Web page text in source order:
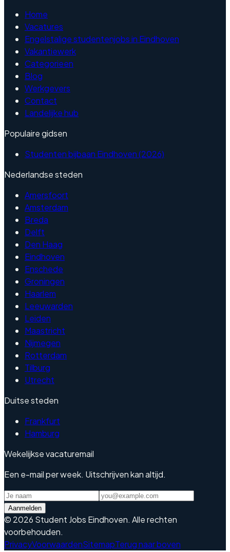
Home
Vacatures
Engelstalige studentenjobs in Eindhoven
Vakantiewerk
Categorieen
Blog
Werkgevers
Contact
Landelijke hub
Populaire gidsen
Studenten bijbaan Eindhoven (2026)
Nederlandse steden
Amersfoort
Amsterdam
Breda
Delft
Den Haag
Eindhoven
Enschede
Groningen
Haarlem
Leeuwarden
Leiden
Maastricht
Nijmegen
Rotterdam
Tilburg
Utrecht
Duitse steden
Frankfurt
Hamburg
Wekelijkse vacaturemail
Een e-mail per week. Uitschrijven kan altijd.
Aanmelden
© 2026 Student Jobs Eindhoven. Alle rechten
voorbehouden.
PrivacyVoorwaardenSitemapTerug naar boven